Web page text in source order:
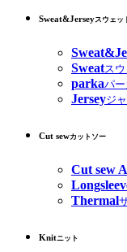
Sweat&Jerseyスウェッ
Sweatスウ
parkaパー
Jerseyジ
Cut sewカットソー
Cut sew
Thermal
Knitニット